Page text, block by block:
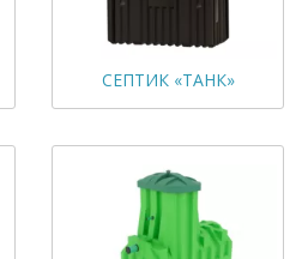
СЕПТИК «ТАНК»